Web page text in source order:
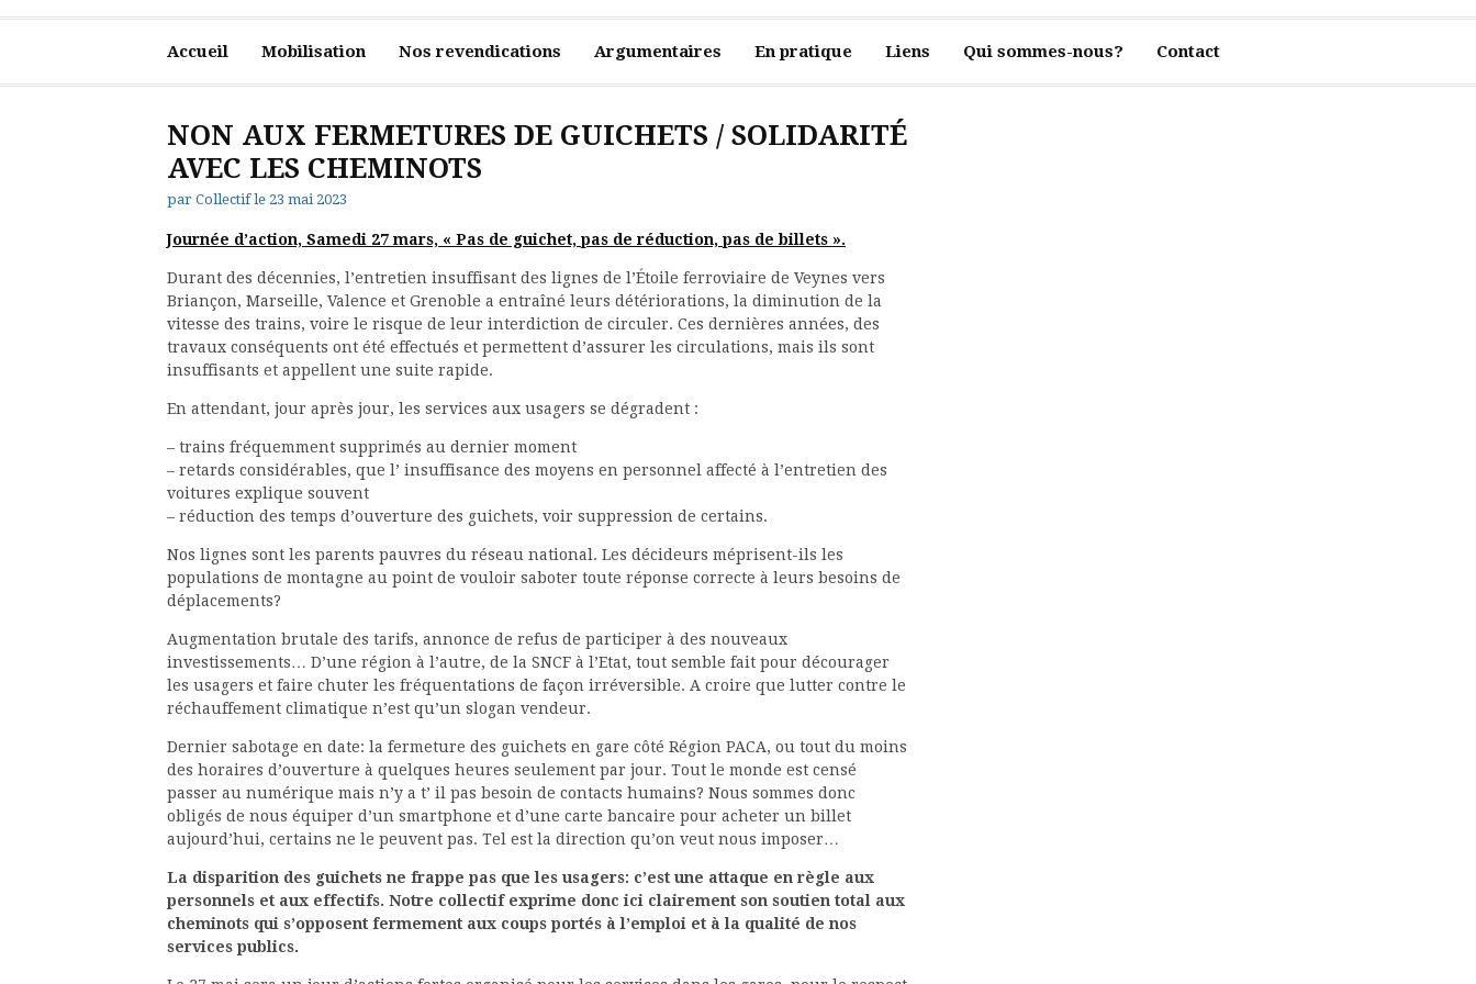
Accueil Mobilisation Nos revendications Argumentaires En pratique Liens Qui sommes-nous? Contact
NON AUX FERMETURES DE GUICHETS / SOLIDARITÉ
AVEC LES CHEMINOTS
par Collectif le 23 mai 2023
Journée d’action, Samedi 27 mars, « Pas de guichet, pas de réduction, pas de billets ».
Durant des décennies, l’entretien insuffisant des lignes de l’Étoile ferroviaire de Veynes vers
Briançon, Marseille, Valence et Grenoble a entraîné leurs détériorations, la diminution de la
vitesse des trains, voire le risque de leur interdiction de circuler. Ces dernières années, des
travaux conséquents ont été effectués et permettent d’assurer les circulations, mais ils sont
insuffisants et appellent une suite rapide.
En attendant, jour après jour, les services aux usagers se dégradent :
– trains fréquemment supprimés au dernier moment
– retards considérables, que l’ insuffisance des moyens en personnel affecté à l’entretien des
voitures explique souvent
– réduction des temps d’ouverture des guichets, voir suppression de certains.
Nos lignes sont les parents pauvres du réseau national. Les décideurs méprisent-ils les
populations de montagne au point de vouloir saboter toute réponse correcte à leurs besoins de
déplacements?
Augmentation brutale des tarifs, annonce de refus de participer à des nouveaux
investissements… D’une région à l’autre, de la SNCF à l’Etat, tout semble fait pour décourager
les usagers et faire chuter les fréquentations de façon irréversible. A croire que lutter contre le
réchauffement climatique n’est qu’un slogan vendeur.
Dernier sabotage en date: la fermeture des guichets en gare côté Région PACA, ou tout du moins
des horaires d’ouverture à quelques heures seulement par jour. Tout le monde est censé
passer au numérique mais n’y a t’ il pas besoin de contacts humains? Nous sommes donc
obligés de nous équiper d’un smartphone et d’une carte bancaire pour acheter un billet
aujourd’hui, certains ne le peuvent pas. Tel est la direction qu’on veut nous imposer…
La disparition des guichets ne frappe pas que les usagers: c’est une attaque en règle aux
personnels et aux effectifs. Notre collectif exprime donc ici clairement son soutien total aux
cheminots qui s’opposent fermement aux coups portés à l’emploi et à la qualité de nos
services publics.